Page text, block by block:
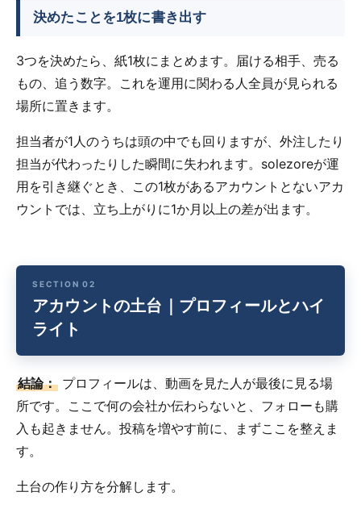
決めたことを1枚に書き出す
3つを決めたら、紙1枚にまとめます。届ける相手、売る
もの、追う数字。これを運用に関わる人全員が見られる
場所に置きます。
担当者が1人のうちは頭の中でも回りますが、外注したり
担当が代わったりした瞬間に失われます。solezoreが運
用を引き継ぐとき、この1枚があるアカウントとないアカ
ウントでは、立ち上がりに1か月以上の差が出ます。
アカウントの土台｜プロフィールとハイ
ライト
結論： プロフィールは、動画を見た人が最後に見る場
所です。ここで何の会社か伝わらないと、フォローも購
入も起きません。投稿を増やす前に、まずここを整えま
す。
土台の作り方を分解します。